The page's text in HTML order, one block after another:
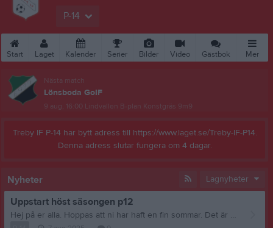
P-14
Start Laget Kalender Serier Bilder Video Gästbok Mer
Nästa match
Lönsboda GoIF
9 aug, 16:00 Lindvallen B-plan Konstgräs 9m9
Treby IF P-14 har bytt adress till https://www.laget.se/Treby-IF-P14.
Denna adress slutar fungera om 4 dagar.
Nyheter Lagnyheter
Uppstart höst säsongen p12
Hej på er alla. Hoppas att ni har haft en fin sommar. Det är augusti och sommarlovet börjar gå mot sitt slut. Vi startat upp träningen på tisdag den 12/8 klockan 18:00. Vi har första seriematchen den 17/8 borta mot Knislinge så det blir fullfart från början. Mvh Tränarna.